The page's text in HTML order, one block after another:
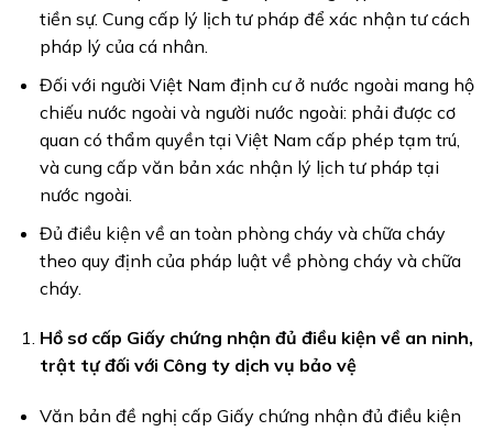
tiền sự. Cung cấp lý lịch tư pháp để xác nhận tư cách
pháp lý của cá nhân.
Đối với người Việt Nam định cư ở nước ngoài mang hộ
chiếu nước ngoài và người nước ngoài: phải được cơ
quan có thẩm quyền tại Việt Nam cấp phép tạm trú,
và cung cấp văn bản xác nhận lý lịch tư pháp tại
nước ngoài.
Đủ điều kiện về an toàn phòng cháy và chữa cháy
theo quy định của pháp luật về phòng cháy và chữa
cháy.
Hồ sơ cấp Giấy chứng nhận đủ điều kiện về an ninh,
trật tự đối với Công ty dịch vụ bảo vệ
Văn bản đề nghị cấp Giấy chứng nhận đủ điều kiện